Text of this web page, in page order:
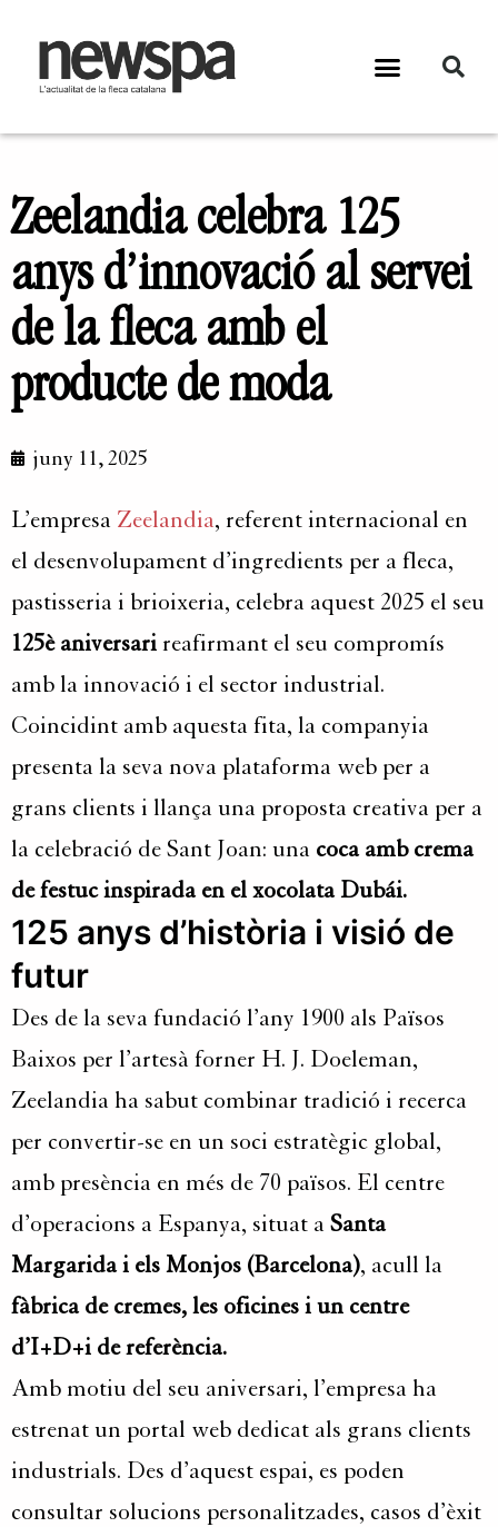
Zeelandia celebra 125
anys d’innovació al servei
de la fleca amb el
producte de moda
juny 11, 2025
L’empresa Zeelandia, referent internacional en
el desenvolupament d’ingredients per a fleca,
pastisseria i brioixeria, celebra aquest 2025 el seu
125è aniversari reafirmant el seu compromís
amb la innovació i el sector industrial.
Coincidint amb aquesta fita, la companyia
presenta la seva nova plataforma web per a
grans clients i llança una proposta creativa per a
la celebració de Sant Joan: una coca amb crema
de festuc inspirada en el xocolata Dubái.
125 anys d’història i visió de
futur
Des de la seva fundació l’any 1900 als Països
Baixos per l’artesà forner H. J. Doeleman,
Zeelandia ha sabut combinar tradició i recerca
per convertir-se en un soci estratègic global,
amb presència en més de 70 països. El centre
d’operacions a Espanya, situat a Santa
Margarida i els Monjos (Barcelona), acull la
fàbrica de cremes, les oficines i un centre
d’I+D+i de referència.
Amb motiu del seu aniversari, l’empresa ha
estrenat un portal web dedicat als grans clients
industrials. Des d’aquest espai, es poden
consultar solucions personalitzades, casos d’èxit